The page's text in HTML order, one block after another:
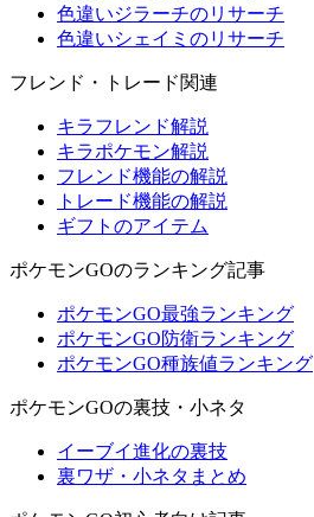
色違いジラーチのリサーチ
色違いシェイミのリサーチ
フレンド・トレード関連
キラフレンド解説
キラポケモン解説
フレンド機能の解説
トレード機能の解説
ギフトのアイテム
ポケモンGOのランキング記事
ポケモンGO最強ランキング
ポケモンGO防衛ランキング
ポケモンGO種族値ランキング
ポケモンGOの裏技・小ネタ
イーブイ進化の裏技
裏ワザ・小ネタまとめ